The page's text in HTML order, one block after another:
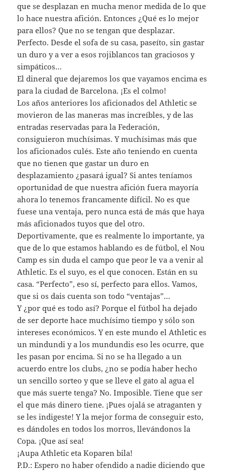
que se desplazan en mucha menor medida de lo que
lo hace nuestra afición. Entonces ¿Qué es lo mejor
para ellos? Que no se tengan que desplazar.
Perfecto. Desde el sofa de su casa, paseíto, sin gastar
un duro y a ver a esos rojiblancos tan graciosos y
simpáticos…
El dineral que dejaremos los que vayamos encima es
para la ciudad de Barcelona. ¡Es el colmo!
Los años anteriores los aficionados del Athletic se
movieron de las maneras mas increíbles, y de las
entradas reservadas para la Federación,
consiguieron muchísimas. Y muchísimas más que
los aficionados culés. Este año teniendo en cuenta
que no tienen que gastar un duro en
desplazamiento ¿pasará igual? Si antes teníamos
oportunidad de que nuestra afición fuera mayoría
ahora lo tenemos francamente difícil. No es que
fuese una ventaja, pero nunca está de más que haya
más aficionados tuyos que del otro.
Deportivamente, que es realmente lo importante, ya
que de lo que estamos hablando es de fútbol, el Nou
Camp es sin duda el campo que peor le va a venir al
Athletic. Es el suyo, es el que conocen. Están en su
casa. “Perfecto”, eso sí, perfecto para ellos. Vamos,
que si os dais cuenta son todo “ventajas”…
Y ¿por qué es todo así? Porque el fútbol ha dejado
de ser deporte hace muchísimo tiempo y sólo son
intereses económicos. Y en este mundo el Athletic es
un mindundi y a los mundundis eso les ocurre, que
les pasan por encima. Si no se ha llegado a un
acuerdo entre los clubs, ¿no se podía haber hecho
un sencillo sorteo y que se lleve el gato al agua el
que más suerte tenga? No. Imposible. Tiene que ser
el que más dinero tiene. ¡Pues ojalá se atraganten y
se les indigeste! Y la mejor forma de conseguir esto,
es dándoles en todos los morros, llevándonos la
Copa. ¡Que así sea!
¡Aupa Athletic eta Koparen bila!
P.D.: Espero no haber ofendido a nadie diciendo que